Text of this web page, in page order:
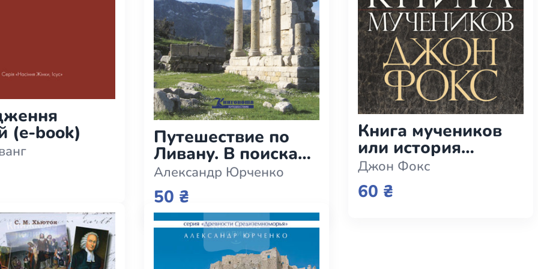
(e-book) Путешествие по
Ливану. В поисках
загадочной
Финикии (e-book)
Александр Юрченко
50 ₴
Книга мучеников
или история
гонения христиан с
І по ХХ век (e-book)
Джон Фокс
60 ₴